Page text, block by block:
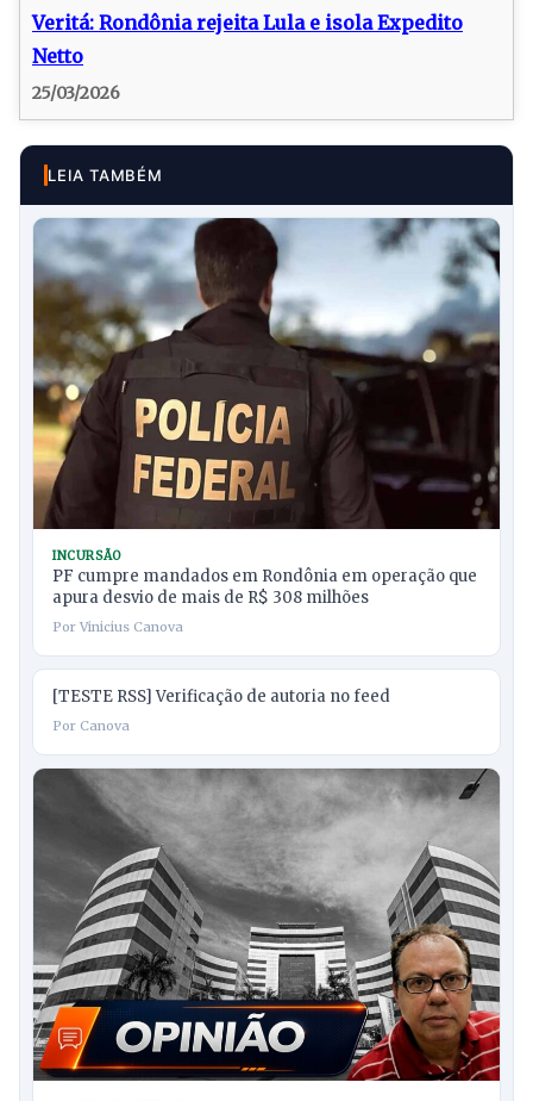
Veritá: Rondônia rejeita Lula e isola Expedito
Netto
25/03/2026
LEIA TAMBÉM
INCURSÃO
PF cumpre mandados em Rondônia em operação que
apura desvio de mais de R$ 308 milhões
Por Vinicius Canova
[TESTE RSS] Verificação de autoria no feed
Por Canova